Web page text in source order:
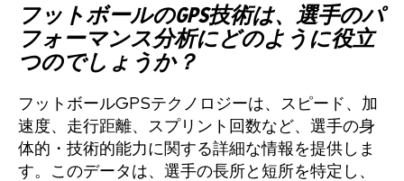
フットボールのGPS技術は、選手のパ
フォーマンス分析にどのように役立
つのでしょうか？
フットボールGPSテクノロジーは、スピード、加
速度、走行距離、スプリント回数など、選手の身
体的・技術的能力に関する詳細な情報を提供しま
す。このデータは、選手の長所と短所を特定し、